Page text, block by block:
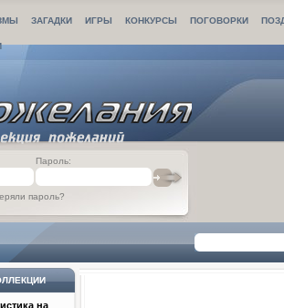
ЗАГАДКИ ИГРЫ КОНКУРСЫ ПОГОВОРКИ
Пароль:
пароль?
на